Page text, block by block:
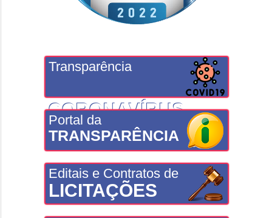
Transparência
CORONAVÍRUS
Portal da
TRANSPARÊNCIA
Editais e Contratos de
LICITAÇÕES